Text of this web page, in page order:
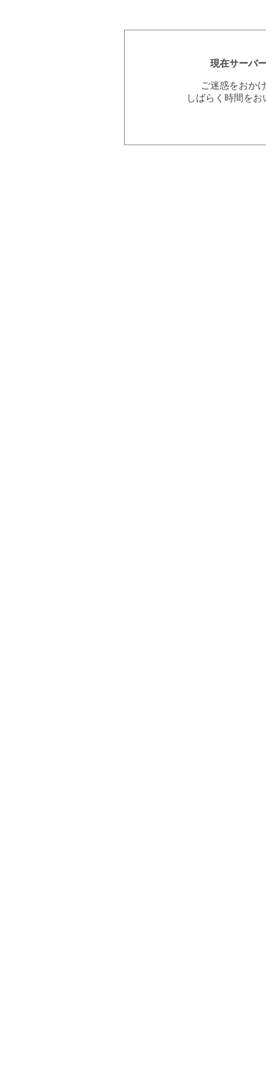
現在サーバ
ご迷惑をおか
しばらく時間を